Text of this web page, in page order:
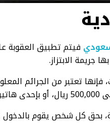
فيتم تطبيق العقوبة
جريمة الابتزاز.
فإنها تعتبر من الجرائم
بحق كل شخص يقوم